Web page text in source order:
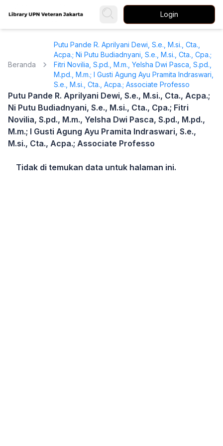
Login
Beranda
Putu Pande R. Aprilyani Dewi, S.e., M.si., Cta.,
Acpa.; Ni Putu Budiadnyani, S.e., M.si., Cta., Cpa.;
Fitri Novilia, S.pd., M.m., Yelsha Dwi Pasca, S.pd.,
M.pd., M.m.; I Gusti Agung Ayu Pramita Indraswari,
S.e., M.si., Cta., Acpa.; Associate Professo
Putu Pande R. Aprilyani Dewi, S.e., M.si., Cta., Acpa.;
Ni Putu Budiadnyani, S.e., M.si., Cta., Cpa.; Fitri
Novilia, S.pd., M.m., Yelsha Dwi Pasca, S.pd., M.pd.,
M.m.; I Gusti Agung Ayu Pramita Indraswari, S.e.,
M.si., Cta., Acpa.; Associate Professo
Tidak di temukan data untuk halaman ini.